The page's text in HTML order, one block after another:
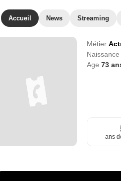
Accueil News Streaming
Métier
Naissance
Age 73
ans